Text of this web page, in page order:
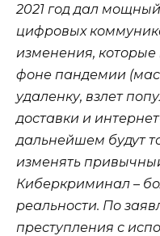
2021 год дал
цифровых
изменения,
фоне пандемии
удаленку, взлет
доставки и
дальнейшем будут
изменять
Киберкриминал –
реальности. По
преступления с